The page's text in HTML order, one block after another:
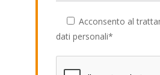
Acconsento al
dati personali*